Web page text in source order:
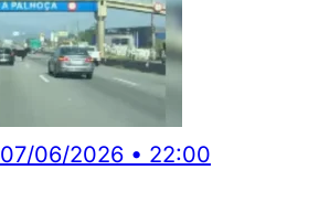
07/06/2026 • 22:00